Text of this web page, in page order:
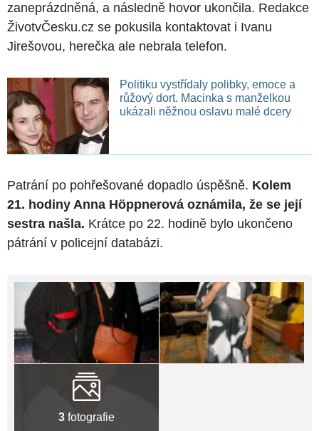
zaneprázdněná, a následně hovor ukončila. Redakce
ŽivotvČesku.cz se pokusila kontaktovat i Ivanu
Jirešovou, herečka ale nebrala telefon.
Politiku vystřídaly polibky, emoce a
růžový dort. Macinka s manželkou
ukázali něžnou oslavu malé dcery
Patrání po pohřešované dopadlo úspěšně. Kolem
21. hodiny Anna Höppnerová oznámila, že se její
sestra našla. Krátce po 22. hodině bylo ukončeno
pátrání v policejní databázi.
3 fotografie